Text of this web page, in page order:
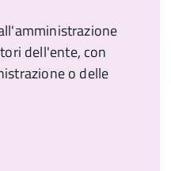
dell'ente, con
o delle